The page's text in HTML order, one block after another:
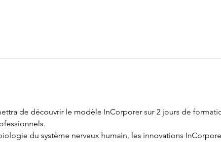
de découvrir le modèle InCorporer sur 2 jours de
du système nerveux humain, les innovations